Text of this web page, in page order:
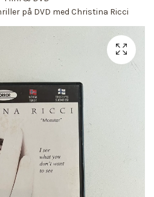
på DVD med Christina Ricci